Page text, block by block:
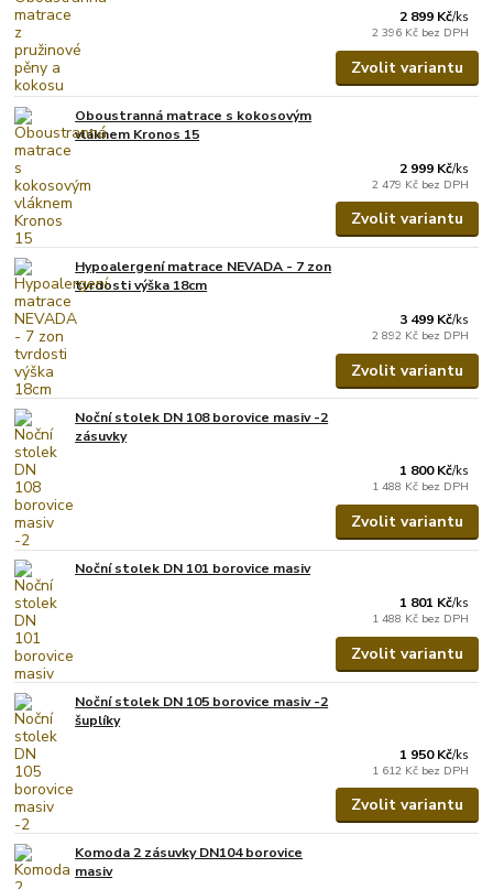
2 899 Kč/ks
2 396 Kč bez DPH
Zvolit variantu
Oboustranná matrace s kokosovým
vláknem Kronos 15
2 999 Kč/ks
2 479 Kč bez DPH
Zvolit variantu
Hypoalergení matrace NEVADA - 7 zon
tvrdosti výška 18cm
3 499 Kč/ks
2 892 Kč bez DPH
Zvolit variantu
Noční stolek DN 108 borovice masiv -2
zásuvky
1 800 Kč/ks
1 488 Kč bez DPH
Zvolit variantu
Noční stolek DN 101 borovice masiv
1 801 Kč/ks
1 488 Kč bez DPH
Zvolit variantu
Noční stolek DN 105 borovice masiv -2
šuplíky
1 950 Kč/ks
1 612 Kč bez DPH
Zvolit variantu
Komoda 2 zásuvky DN104 borovice
masiv